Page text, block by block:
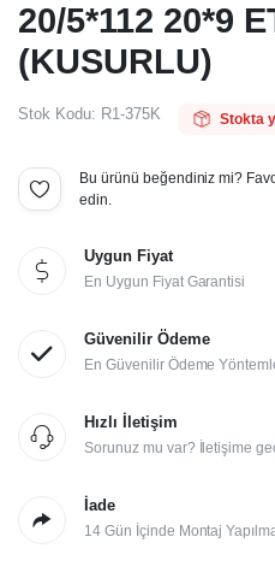
20/5*112 20*9
(KUSURLU)
Stok Kodu: R1-375K Stokta
Bu ürünü beğendiniz mi?
edin.
Uygun Fiyat
En Uygun Fiyat Garantisi
Güvenilir Ödeme
En Güvenilir Ödeme
Hızlı İletişim
Sorunuz mu var? İletişime
İade
14 Gün İçinde Montaj